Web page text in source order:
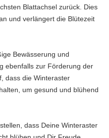
Blattachsel zurück. Dies
und verlängert die Blütezeit
Bewässerung und
ebenfalls zur Förderung der
dass die Winteraster
um gesund und blühend
dass Deine Winteraster